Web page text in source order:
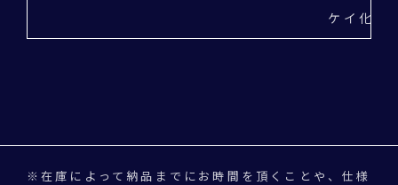
ケイ化マ
※在庫によって納品までにお時間を頂くことや、仕様